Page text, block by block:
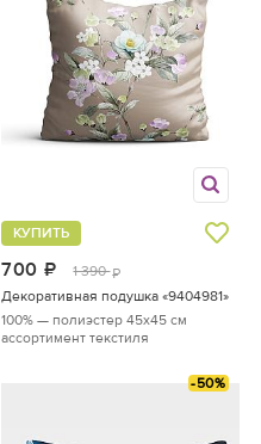
700 руб.
1 390 руб.
КУПИТЬ
Декоративная подушка «9404981»
100% — полиэстер45x45 см
ассортимент текстиля
-50%